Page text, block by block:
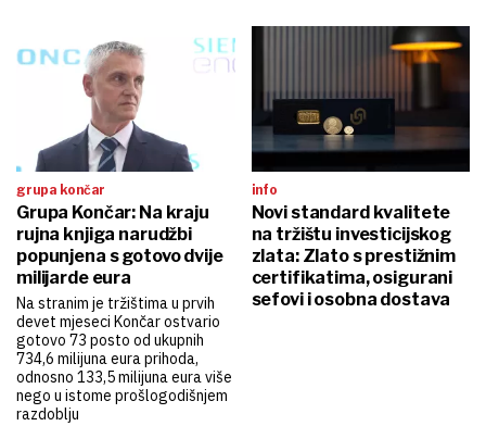
grupa končar
Grupa Končar: Na kraju
rujna knjiga narudžbi
popunjena s gotovo dvije
milijarde eura
Na stranim je tržištima u prvih
devet mjeseci Končar ostvario
gotovo 73 posto od ukupnih
734,6 milijuna eura prihoda,
odnosno 133,5 milijuna eura više
nego u istome prošlogodišnjem
razdoblju
info
Novi standard kvalitete
na tržištu investicijskog
zlata: Zlato s prestižnim
certifikatima, osigurani
sefovi i osobna dostava